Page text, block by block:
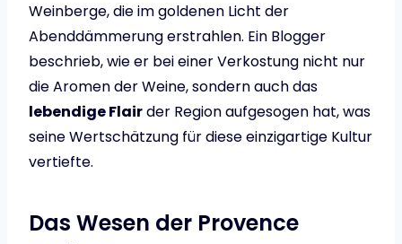
Weinberge, die im goldenen Licht der
Abenddämmerung erstrahlen. Ein Blogger
beschrieb, wie er bei einer Verkostung nicht nur
die Aromen der Weine, sondern auch das
lebendige Flairder Region aufgesogen hat, was
seine Wertschätzung für diese einzigartige Kultur
vertiefte.
Das Wesen der Provence